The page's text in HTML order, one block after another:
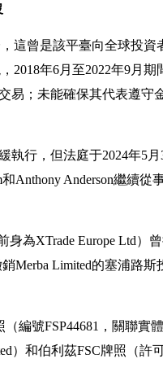
這曾是該平臺向全球投
2018年6月至2022年9月
易；未能確保其代表遵守
執行，但法庭于2024年5
和Anthony Anderson繼續
身為XTrade Europe Ltd）
Merba Limited的塞浦路
編號FSP44681，關聯實
）和伯利茲FSC牌照（許